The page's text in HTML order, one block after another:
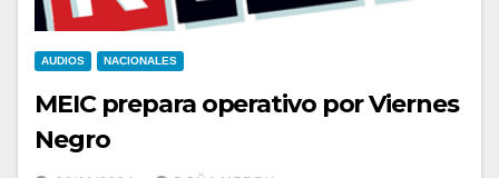
AUDIOS NACIONALES
MEIC prepara operativo por Viernes
Negro